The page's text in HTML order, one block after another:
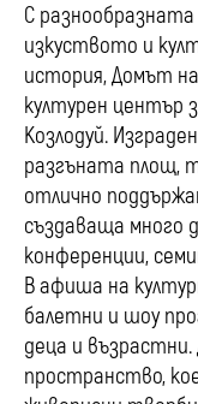
С
изкуството и
история, Домът
културен център
Козлодуй.
разгъната площ,
отлично
създаваща много
конференции,
В афиша на
балетни и шоу
деца и
пространство,